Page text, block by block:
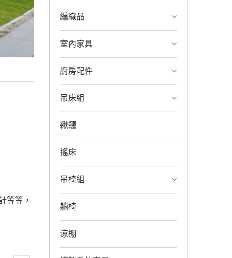
等等，
編織品
室內家具
廚房配件
吊床組
鞦韆
搖床
吊椅組
躺椅
涼棚